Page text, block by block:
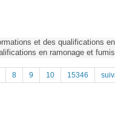
et des qualifications en
en ramonage et
8 9 10 15346